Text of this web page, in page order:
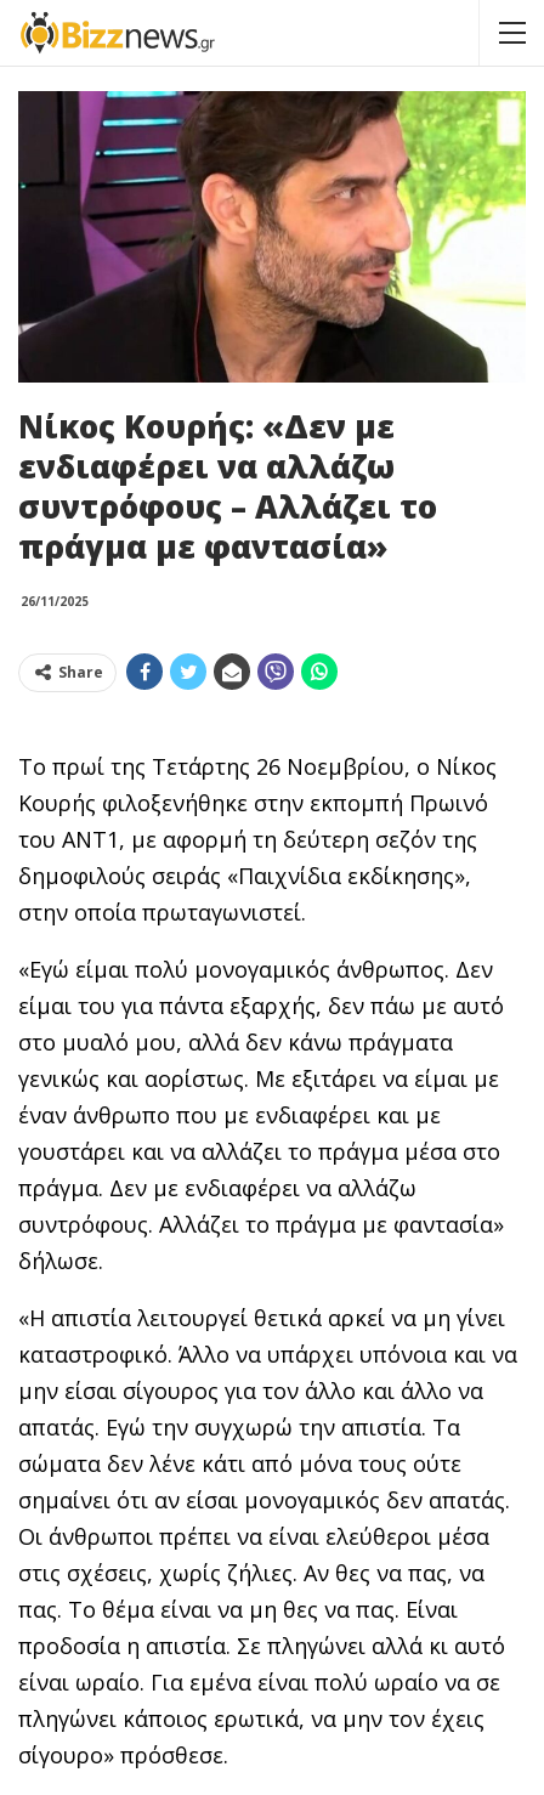
Νίκος Κουρής: «Δεν με
ενδιαφέρει να αλλάζω
συντρόφους – Αλλάζει το
πράγμα με φαντασία»
26/11/2025
Share
Το πρωί της Τετάρτης 26 Νοεμβρίου, ο Νίκος
Κουρής φιλοξενήθηκε στην εκπομπή Πρωινό
του ΑΝΤ1, με αφορμή τη δεύτερη σεζόν της
δημοφιλούς σειράς «Παιχνίδια εκδίκησης»,
στην οποία πρωταγωνιστεί.
«Εγώ είμαι πολύ μονογαμικός άνθρωπος. Δεν
είμαι του για πάντα εξαρχής, δεν πάω με αυτό
στο μυαλό μου, αλλά δεν κάνω πράγματα
γενικώς και αορίστως. Με εξιτάρει να είμαι με
έναν άνθρωπο που με ενδιαφέρει και με
γουστάρει και να αλλάζει το πράγμα μέσα στο
πράγμα. Δεν με ενδιαφέρει να αλλάζω
συντρόφους. Αλλάζει το πράγμα με φαντασία»
δήλωσε.
«Η απιστία λειτουργεί θετικά αρκεί να μη γίνει
καταστροφικό. Άλλο να υπάρχει υπόνοια και να
μην είσαι σίγουρος για τον άλλο και άλλο να
απατάς. Εγώ την συγχωρώ την απιστία. Τα
σώματα δεν λένε κάτι από μόνα τους ούτε
σημαίνει ότι αν είσαι μονογαμικός δεν απατάς.
Οι άνθρωποι πρέπει να είναι ελεύθεροι μέσα
στις σχέσεις, χωρίς ζήλιες. Αν θες να πας, να
πας. Το θέμα είναι να μη θες να πας. Είναι
προδοσία η απιστία. Σε πληγώνει αλλά κι αυτό
είναι ωραίο. Για εμένα είναι πολύ ωραίο να σε
πληγώνει κάποιος ερωτικά, να μην τον έχεις
σίγουρο» πρόσθεσε.